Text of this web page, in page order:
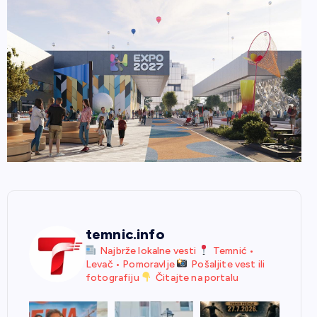
temnic.info
Najbrže lokalne vesti
Temnić •
Levač • Pomoravlje
Pošaljite vest ili
fotografiju
Čitajte na portalu